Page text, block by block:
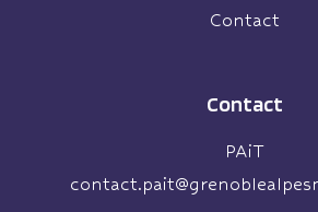
Contact
Contact
PAiT